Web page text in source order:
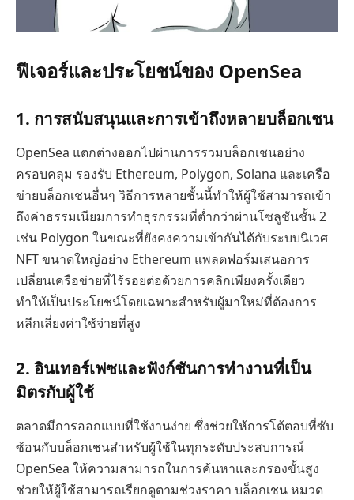
ฟีเจอร์และประโยชน์ของ OpenSea
1. การสนับสนุนและการเข้าถึงหลายบล็อกเชน
OpenSea แตกต่างออกไปผ่านการรวมบล็อกเชนอย่าง
ครอบคลุม รองรับ Ethereum, Polygon, Solana และเครือ
ข่ายบล็อกเชนอื่นๆ วิธีการหลายชั้นนี้ทำให้ผู้ใช้สามารถเข้า
ถึงค่าธรรมเนียมการทำธุรกรรมที่ต่ำกว่าผ่านโซลูชันชั้น 2
เช่น Polygon ในขณะที่ยังคงความเข้ากันได้กับระบบนิเวศ
NFT ขนาดใหญ่อย่าง Ethereum แพลตฟอร์มเสนอการ
เปลี่ยนเครือข่ายที่ไร้รอยต่อด้วยการคลิกเพียงครั้งเดียว
ทำให้เป็นประโยชน์โดยเฉพาะสำหรับผู้มาใหม่ที่ต้องการ
หลีกเลี่ยงค่าใช้จ่ายที่สูง
2. อินเทอร์เฟซและฟังก์ชันการทำงานที่เป็น
มิตรกับผู้ใช้
ตลาดมีการออกแบบที่ใช้งานง่าย ซึ่งช่วยให้การโต้ตอบที่ซับ
ซ้อนกับบล็อกเชนสำหรับผู้ใช้ในทุกระดับประสบการณ์
OpenSea ให้ความสามารถในการค้นหาและกรองขั้นสูง
ช่วยให้ผู้ใช้สามารถเรียกดูตามช่วงราคา บล็อกเชน หมวด